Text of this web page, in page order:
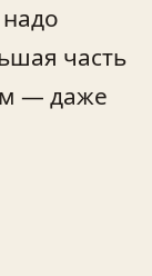
часть
— даже